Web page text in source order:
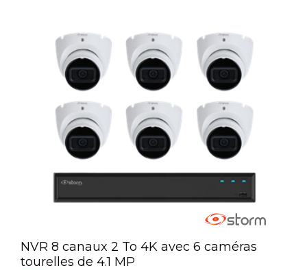
NVR 8 canaux 2 To 4K avec 6 caméras
tourelles de 4.1 MP